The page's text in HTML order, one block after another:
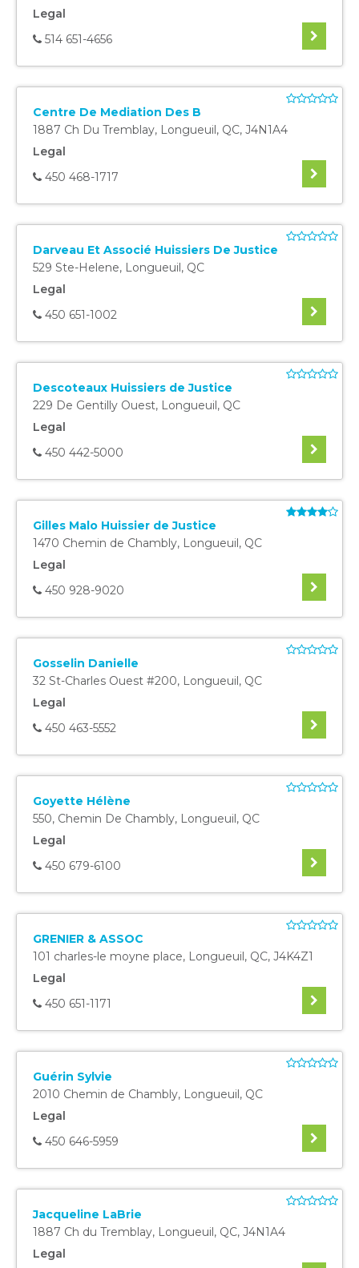
Legal
514 651-4656
Centre De Mediation Des B
1887 Ch Du Tremblay, Longueuil, QC, J4N1A4
Legal
450 468-1717
Darveau Et Associé Huissiers De Justice
529 Ste-Helene, Longueuil, QC
Legal
450 651-1002
Descoteaux Huissiers de Justice
229 De Gentilly Ouest, Longueuil, QC
Legal
450 442-5000
Gilles Malo Huissier de Justice
1470 Chemin de Chambly, Longueuil, QC
Legal
450 928-9020
Gosselin Danielle
32 St-Charles Ouest #200, Longueuil, QC
Legal
450 463-5552
Goyette Hélène
550, Chemin De Chambly, Longueuil, QC
Legal
450 679-6100
GRENIER & ASSOC
101 charles-le moyne place, Longueuil, QC, J4K4Z1
Legal
450 651-1171
Guérin Sylvie
2010 Chemin de Chambly, Longueuil, QC
Legal
450 646-5959
Jacqueline LaBrie
1887 Ch du Tremblay, Longueuil, QC, J4N1A4
Legal